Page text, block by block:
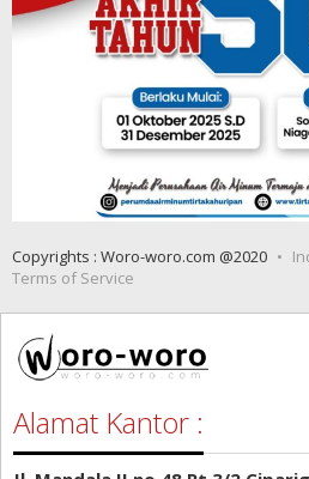
Copyrights : Woro-woro.com @2020
Terms of Service
Alamat Kantor :